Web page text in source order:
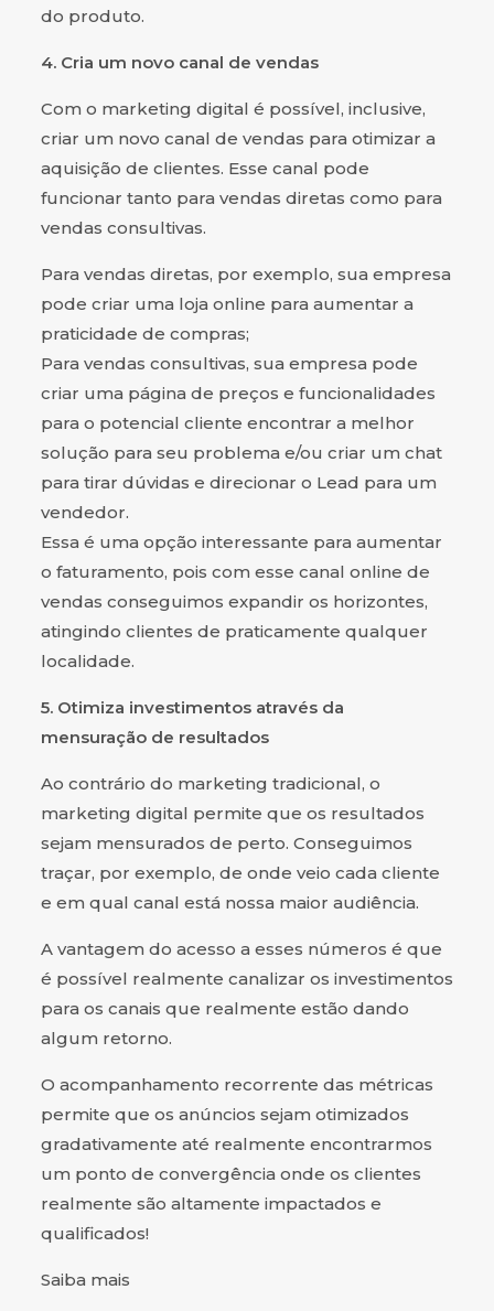
do produto.
4. Cria um novo canal de vendas
Com o marketing digital é possível, inclusive,
criar um novo canal de vendas para otimizar a
aquisição de clientes. Esse canal pode
funcionar tanto para vendas diretas como para
vendas consultivas.
Para vendas diretas, por exemplo, sua empresa
pode criar uma loja online para aumentar a
praticidade de compras;
Para vendas consultivas, sua empresa pode
criar uma página de preços e funcionalidades
para o potencial cliente encontrar a melhor
solução para seu problema e/ou criar um chat
para tirar dúvidas e direcionar o Lead para um
vendedor.
Essa é uma opção interessante para aumentar
o faturamento, pois com esse canal online de
vendas conseguimos expandir os horizontes,
atingindo clientes de praticamente qualquer
localidade.
5. Otimiza investimentos através da
mensuração de resultados
Ao contrário do marketing tradicional, o
marketing digital permite que os resultados
sejam mensurados de perto. Conseguimos
traçar, por exemplo, de onde veio cada cliente
e em qual canal está nossa maior audiência.
A vantagem do acesso a esses números é que
é possível realmente canalizar os investimentos
para os canais que realmente estão dando
algum retorno.
O acompanhamento recorrente das métricas
permite que os anúncios sejam otimizados
gradativamente até realmente encontrarmos
um ponto de convergência onde os clientes
realmente são altamente impactados e
qualificados!
Saiba mais